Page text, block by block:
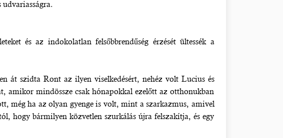
udvariasságra.
és az indokolatlan felsőbbrendűség érzését ültessék a
át szidta Ront az ilyen viselkedésért, nehéz volt Lucius és
amikor mindössze csak hónapokkal ezelőtt az otthonukban
még ha az olyan gyenge is volt, mint a szarkazmus, amivel
hogy bármilyen közvetlen szurkálás újra felszakítja, és egy